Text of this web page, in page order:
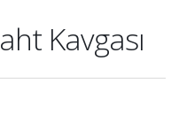
Kavgası